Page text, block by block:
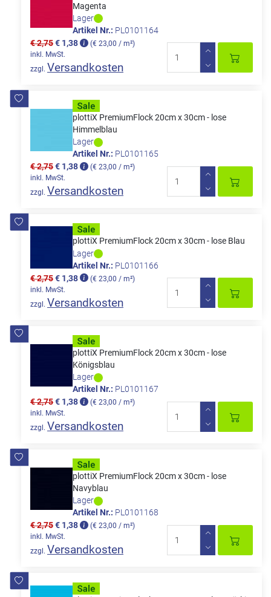
Magenta
Lager
Artikel Nr.: PL0101164
€ 2,75€ 1,38
(€ 23,00 / m²)
inkl. MwSt.
zzgl. Versandkosten
plottiX PremiumFlock 20cm x 30cm - lose
Himmelblau
Lager
Artikel Nr.: PL0101165
€ 2,75€ 1,38
(€ 23,00 / m²)
inkl. MwSt.
zzgl. Versandkosten
plottiX PremiumFlock 20cm x 30cm - lose Blau
Lager
Artikel Nr.: PL0101166
€ 2,75€ 1,38
(€ 23,00 / m²)
inkl. MwSt.
zzgl. Versandkosten
plottiX PremiumFlock 20cm x 30cm - lose
Königsblau
Lager
Artikel Nr.: PL0101167
€ 2,75€ 1,38
(€ 23,00 / m²)
inkl. MwSt.
zzgl. Versandkosten
plottiX PremiumFlock 20cm x 30cm - lose
Navyblau
Lager
Artikel Nr.: PL0101168
€ 2,75€ 1,38
(€ 23,00 / m²)
inkl. MwSt.
zzgl. Versandkosten